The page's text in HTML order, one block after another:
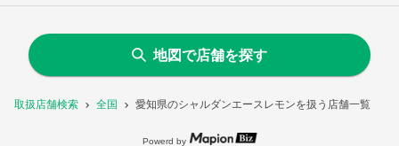
取扱店舗検索 全国 愛知県のシャルダンエースレモンを扱う店舗一覧
地図で店舗を探す
Powerd by